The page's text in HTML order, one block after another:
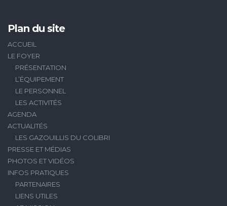
Plan du site
ACCUEIL
LE FOYER
PRÉSENTATION
L’ÉQUIPEMENT
LE PERSONNEL
LES ACTIVITÉS
AGENDA
ACTUALITÉS
LES GAZOUILLIS DU COLIBRI
PRESSE ET MÉDIAS
PHOTOS ET VIDÉOS
INFOS PRATIQUES
PARTENAIRES
LIENS UTILES